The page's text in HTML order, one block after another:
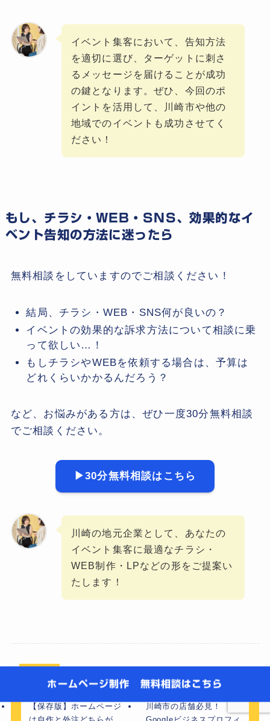
イベント集客において、告知方法
を適切に選び、ターゲットに刺さ
るメッセージを届けることが成功
の鍵となります。ぜひ、今回のポ
イントを活用して、川崎市や他の
地域でのイベントも成功させてく
ださい！
もし、チラシ・WEB・SNS、効果的なイ
ベント告知の方法に迷ったら
無料相談をしていますのでご相談ください！
結局、チラシ・WEB・SNS何が良いの？
イベントの効果的な訴求方法について相談に乗
って欲しい…！
もしチラシやWEBを依頼する場合は、予算は
どれくらいかかるんだろう？
など、お悩みがある方は、ぜひ一度30分無料相談
でご相談ください。
▶30分無料相談はこちら
川崎の地元企業として、あなたの
イベント集客に最適なチラシ・
WEB制作・LPなどの形をご提案い
たします！
WEB集客
【保存版】ホームページ
川崎市の店舗必見！
ホームページ制作 無料相談はこちら